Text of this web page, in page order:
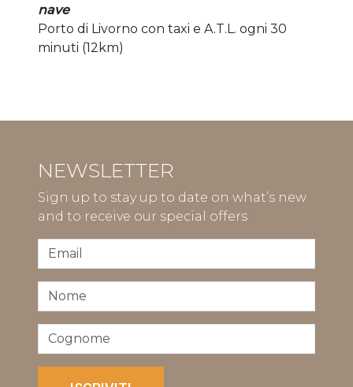
NEWSLETTER
Sign up to stay up to date on what’s new
and to receive our special offers
nave
Porto di Livorno con taxi e A.T.L. ogni 30
minuti (12km)